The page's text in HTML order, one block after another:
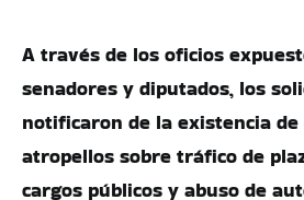
A través de los oficios
senadores y diputados, los
notificaron de la existencia
atropellos sobre tráfico de
cargos públicos y abuso de